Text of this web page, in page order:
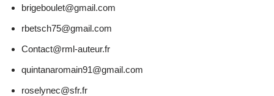
brigeboulet@gmail.com
rbetsch75@gmail.com
Contact@rml-auteur.fr
quintanaromain91@gmail.com
roselynec@sfr.fr